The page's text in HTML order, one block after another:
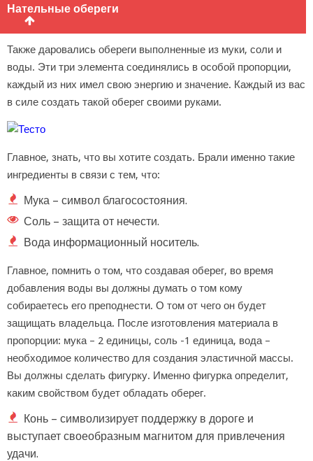
Нательные обереги
Также даровались обереги выполненные из муки, соли и
воды. Эти три элемента соединялись в особой пропорции,
каждый из них имел свою энергию и значение. Каждый из вас
в силе создать такой оберег своими руками.
Главное, знать, что вы хотите создать. Брали именно такие
ингредиенты в связи с тем, что:
Мука – символ благосостояния.
Соль – защита от нечести.
Вода информационный носитель.
Главное, помнить о том, что создавая оберег, во время
добавления воды вы должны думать о том кому
собираетесь его преподнести. О том от чего он будет
защищать владельца. После изготовления материала в
пропорции: мука – 2 единицы, соль -1 единица, вода –
необходимое количество для создания эластичной массы.
Вы должны сделать фигурку. Именно фигурка определит,
каким свойством будет обладать оберег.
Конь – символизирует поддержку в дороге и
выступает своеобразным магнитом для привлечения
удачи.